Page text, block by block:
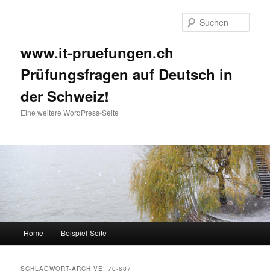
www.it-pruefungen.ch
Prüfungsfragen auf Deutsch in
der Schweiz!
Eine weitere WordPress-Seite
Zum Inhalt wechseln
Zum sekundären Inhalt wechseln
Home Beispiel-Seite
SCHLAGWORT-ARCHIVE:70-687